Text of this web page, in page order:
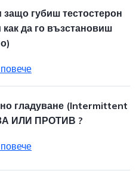
защо губиш тестостерон
как да го възстановиш
гладуване (Intermittent
ИЛИ ПРОТИВ ?